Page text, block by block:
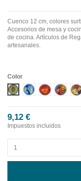
Cuenco 12 cm, colores
Accesorios de mesa y
de cocina. Artículos de
artesanales.
Color
Diseño 1Diseño 2Diseño 3Diseño
9,12 €
Impuestos incluidos